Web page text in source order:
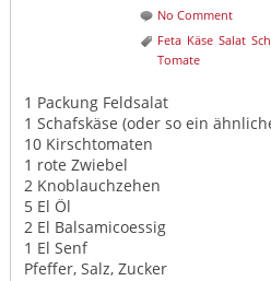
No Comment
Feta Käse Salat
Tomate
1 Packung Feldsalat
1 Schafskäse (oder so ein
10 Kirschtomaten
1 rote Zwiebel
2 Knoblauchzehen
5 El Öl
2 El Balsamicoessig
1 El Senf
Pfeffer, Salz, Zucker